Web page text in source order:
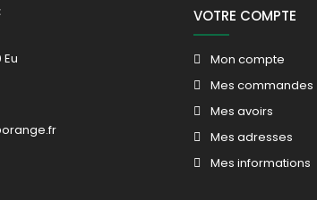
VOTRE COMPTE
Mon compte
Mes commandes
Mes avoirs
Mes adresses
Mes informations